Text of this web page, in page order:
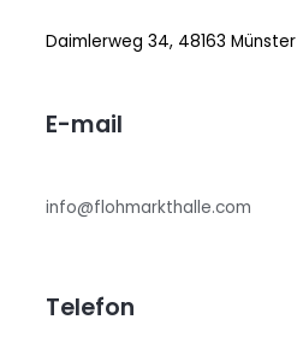
Daimlerweg 34, 48163 Münster
E-mail
info@flohmarkthalle.com
Telefon